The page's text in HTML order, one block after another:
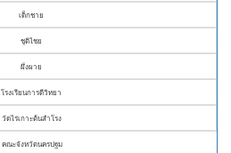
เด็กชาย
ชุติไชย
ผึ่งผาย
โรงเรียนการดีวิทยา
วัดไร่เกาะต้นสำโรง
คณะจังหวัดนครปฐม